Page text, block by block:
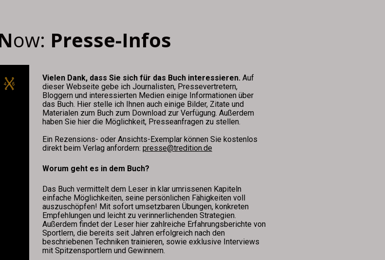
ow: Presse-Infos
Vielen Dank, dass Sie sich für das Buch interessieren. Auf
dieser Webseite gebe ich Journalisten, Pressevertretern,
Bloggern und interessierten Medien einige Informationen über
das Buch. Hier stelle ich Ihnen auch einige Bilder, Zitate und
Materialen zum Buch zum Download zur Verfügung. Außerdem
haben Sie hier die Möglichkeit, Presseanfragen zu stellen.
Ein Rezensions- oder Ansichts-Exemplar können Sie kostenlos
direkt beim Verlag anfordern: presse@tredition.de
Worum geht es in dem Buch?
Das Buch vermittelt dem Leser in klar umrissenen Kapiteln
einfache Möglichkeiten, seine persönlichen Fähigkeiten voll
auszuschöpfen! Mit sofort umsetzbaren Übungen, konkreten
Empfehlungen und leicht zu verinnerlichenden Strategien.
Außerdem findet der Leser hier zahlreiche Erfahrungsberichte von
Sportlern, die bereits seit Jahren erfolgreich nach den
beschriebenen Techniken trainieren, sowie exklusive Interviews
mit Spitzensportlern und Gewinnern.